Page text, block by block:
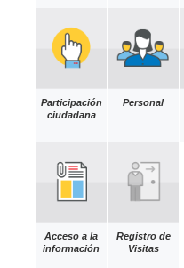
Participación
ciudadana
Personal
Acceso a la
información
Registro de
Visitas